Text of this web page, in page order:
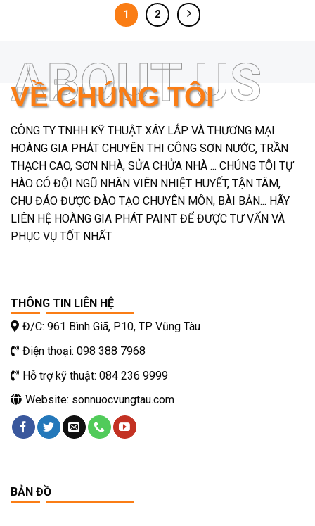
1 2
ABOUT US
VỀ CHÚNG TÔI
CÔNG TY TNHH KỸ THUẬT XÂY LẮP VÀ THƯƠNG MẠI
HOÀNG GIA PHÁT CHUYÊN THI CÔNG SƠN NƯỚC, TRẦN
THẠCH CAO, SƠN NHÀ, SỬA CHỬA NHÀ ... CHÚNG TÔI TỰ
HÀO CÓ ĐỘI NGŨ NHÂN VIÊN NHIỆT HUYẾT, TẬN TÂM,
CHU ĐÁO ĐƯỢC ĐÀO TẠO CHUYÊN MÔN, BÀI BẢN... HÃY
LIÊN HỆ HOÀNG GIA PHÁT PAINT ĐỂ ĐƯỢC TƯ VẤN VÀ
PHỤC VỤ TỐT NHẤT
THÔNG TIN LIÊN HỆ
Đ/C: 961 Bình Giã, P10, TP Vũng Tàu
Điện thoại: 098 388 7968
Hỗ trợ kỹ thuật: 084 236 9999
Website: sonnuocvungtau.com
BẢN ĐỒ